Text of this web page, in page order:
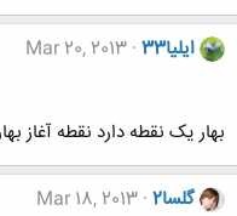
ایلیا33 Mar 20, 2013
بهار یک نقطه دارد نقطه آغاز
گلسا2 Mar 18, 2013